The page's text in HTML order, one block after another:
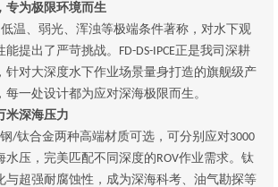
专为极限环境而生
温、弱光、浑浊等极端条件著称，对水下观
提出了严苛挑战。 FD-DS-IPCE正是我司深耕
针对大深度水下作业场景量身打造的旗舰级产
一处设计都为应对深海极限而生。
米深海压力
/钛合金两种高端材质可选，可分别应对3000
水压，完美匹配不同深度的ROV作业需求。钛
与超强耐腐蚀性，成为深海科考、油气勘探等